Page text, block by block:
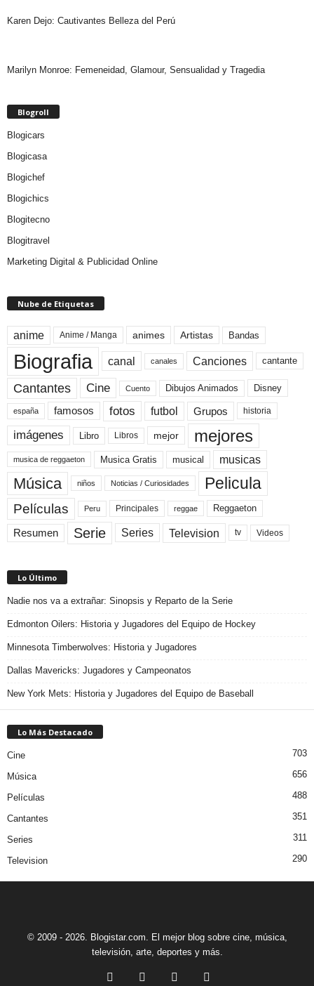
Karen Dejo: Cautivantes Belleza del Perú
Marilyn Monroe: Femeneidad, Glamour, Sensualidad y Tragedia
Blogroll
Blogicars
Blogicasa
Blogichef
Blogichics
Blogitecno
Blogitravel
Marketing Digital & Publicidad Online
Nube de Etiquetas
anime Anime / Manga animes Artistas Bandas
Biografia canal canales Canciones cantante
Cantantes Cine Cuento Dibujos Animados Disney
españa famosos fotos futbol Grupos historia
imágenes Libro Libros mejor mejores
musica de reggaeton Musica Gratis musical musicas
Música niños Noticias / Curiosidades Pelicula
Películas Peru Principales reggae Reggaeton
Resumen Serie Series Television tv Videos
Lo Último
Nadie nos va a extrañar: Sinopsis y Reparto de la Serie
Edmonton Oilers: Historia y Jugadores del Equipo de Hockey
Minnesota Timberwolves: Historia y Jugadores
Dallas Mavericks: Jugadores y Campeonatos
New York Mets: Historia y Jugadores del Equipo de Baseball
Lo Más Destacado
Cine 703
Música 656
Películas 488
Cantantes 351
Series 311
Television 290
© 2009 - 2026. Blogistar.com. El mejor blog sobre cine, música,
televisión, arte, deportes y más.